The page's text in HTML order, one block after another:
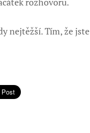
nejtěžší. Tím, že